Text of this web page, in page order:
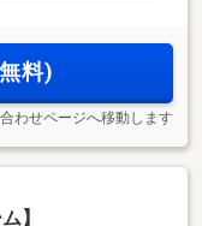
料)
わせページへ移動します
】